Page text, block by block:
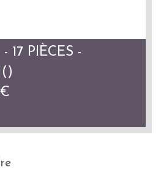
17 PIÈCES -
()
€